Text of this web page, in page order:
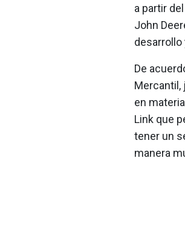
a partir
John
desarrollo
De
Mercantil,
en
Link que
tener un
manera